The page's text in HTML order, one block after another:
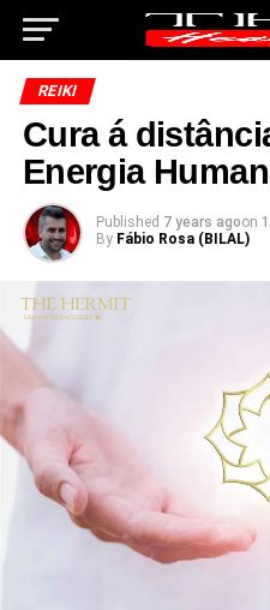
REIKI
Cura á
Energia
Published 7 years agoon
By Fábio Rosa (BILAL)